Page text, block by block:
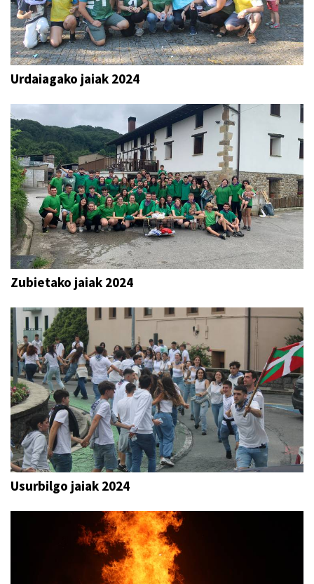
Urdaiagako jaiak 2024
Zubietako jaiak 2024
Usurbilgo jaiak 2024